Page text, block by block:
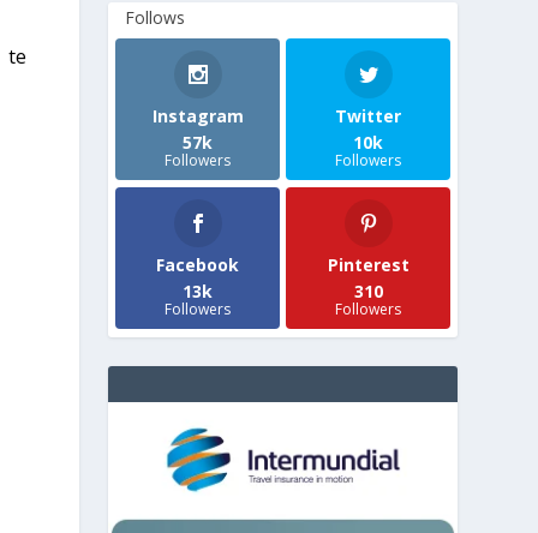
te
Follows
Instagram
57k
Followers
Twitter
10k
Followers
Facebook
13k
Followers
Pinterest
310
Followers